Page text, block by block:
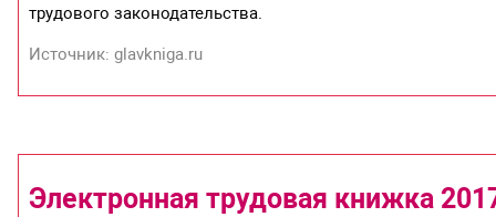
трудового законодательства.
Источник: glavkniga.ru
Электронная трудовая книжка